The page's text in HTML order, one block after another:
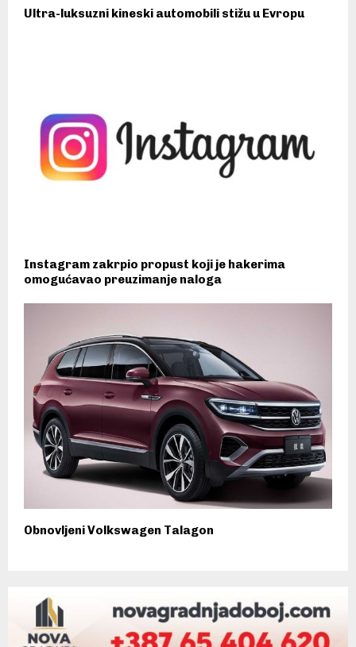
Ultra-luksuzni kineski automobili stižu u Evropu
Instagram zakrpio propust koji je hakerima
omogućavao preuzimanje naloga
Obnovljeni Volkswagen Talagon